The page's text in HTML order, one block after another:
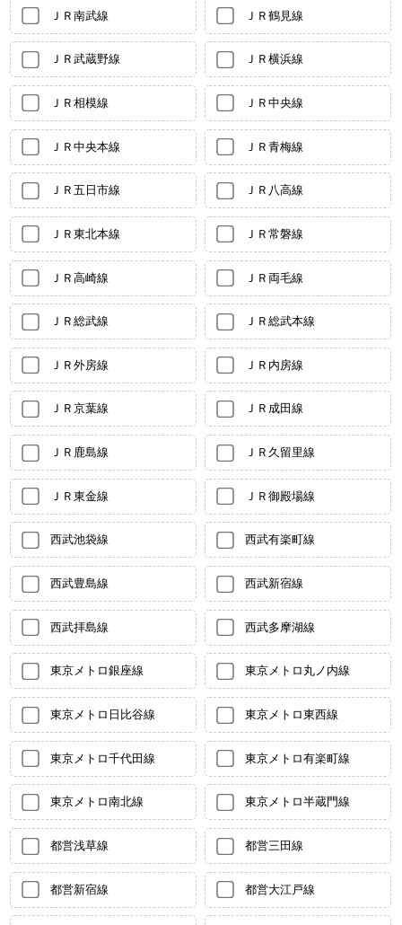
ＪＲ南武線 ＪＲ鶴見線
ＪＲ武蔵野線 ＪＲ横浜線
ＪＲ相模線 ＪＲ中央線
ＪＲ中央本線 ＪＲ青梅線
ＪＲ五日市線 ＪＲ八高線
ＪＲ東北本線 ＪＲ常磐線
ＪＲ高崎線 ＪＲ両毛線
ＪＲ総武線 ＪＲ総武本線
ＪＲ外房線 ＪＲ内房線
ＪＲ京葉線 ＪＲ成田線
ＪＲ鹿島線 ＪＲ久留里線
ＪＲ東金線 ＪＲ御殿場線
西武池袋線 西武有楽町線
西武豊島線 西武新宿線
西武拝島線 西武多摩湖線
東京メトロ銀座線 東京メトロ丸ノ内線
東京メトロ日比谷線 東京メトロ東西線
東京メトロ千代田線 東京メトロ有楽町線
東京メトロ南北線 東京メトロ半蔵門線
都営浅草線 都営三田線
都営新宿線 都営大江戸線